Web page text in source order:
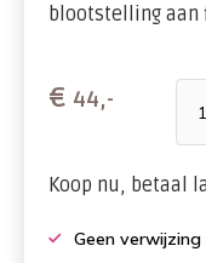
blootstelling aan
€ 44,-
Koop nu, betaal
Geen